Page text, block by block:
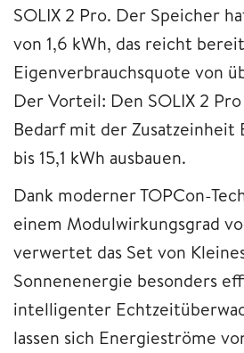
SOLIX 2 Pro. Der Speicher
von 1,6 kWh, das reicht
Eigenverbrauchsquote von
Der Vorteil: Den SOLIX 2
Bedarf mit der Zusatzeinheit
bis 15,1 kWh ausbauen.
Dank moderner TOPCon-
einem Modulwirkungsgrad
verwertet das Set von
Sonnenenergie besonders
intelligenter
lassen sich Energieströme